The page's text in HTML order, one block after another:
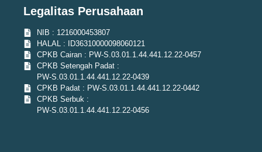
Legalitas Perusahaan
NIB : 1216000453807
HALAL : ID36310000098060121
CPKB Cairan : PW-S.03.01.1.44.441.12.22-0457
CPKB Setengah Padat :
PW-S.03.01.1.44.441.12.22-0439
CPKB Padat : PW-S.03.01.1.44.441.12.22-0442
CPKB Serbuk :
PW-S.03.01.1.44.441.12.22-0456